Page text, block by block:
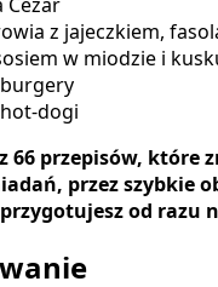
z jajeczkiem,
w miodzie i
dogi
66 przepisów, które
przez szybkie
od razu